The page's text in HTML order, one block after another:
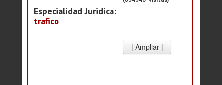
Especialidad Juridica:
trafico